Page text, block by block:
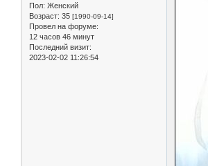
Пол: Женский
Возраст: 35 [1990-09-14]
Провел на форуме:
12 часов 46 минут
Последний визит:
2023-02-02 11:26:54